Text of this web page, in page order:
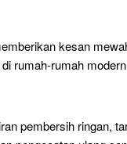
kesan
rumah-rumah
pembersih ringan,